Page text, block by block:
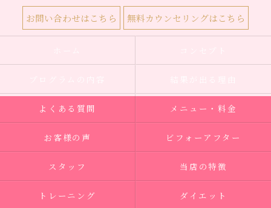
お問い合わせはこちら 無料カウンセリングはこちら
よくある質問 メニュー・料金
お客様の声 ビフォーアフター
スタッフ 当店の特徴
トレーニング ダイエット